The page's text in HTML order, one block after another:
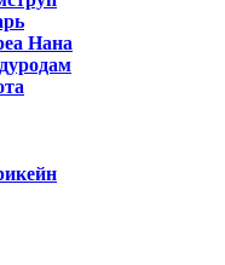
Нана